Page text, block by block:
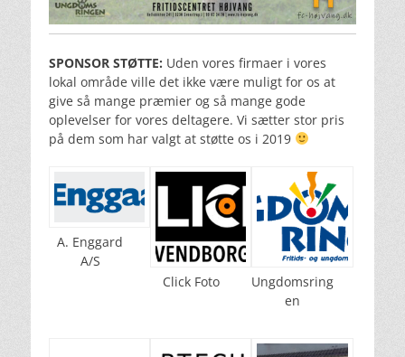
SPONSOR STØTTE: Uden vores firmaer i vores
lokal område ville det ikke være muligt for os at
give så mange præmier og så mange gode
oplevelser for vores deltagere. Vi sætter stor pris
på dem som har valgt at støtte os i 2019
A. Enggard
A/S
Click Foto
Ungdomsring
en